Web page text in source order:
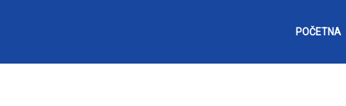
POČETNA